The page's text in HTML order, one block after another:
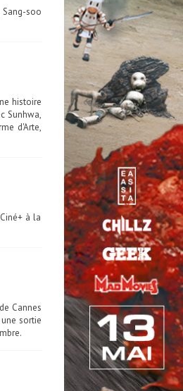
Sang-soo
histoire
Sunhwa,
d'Arte,
à la
Cannes
sortie